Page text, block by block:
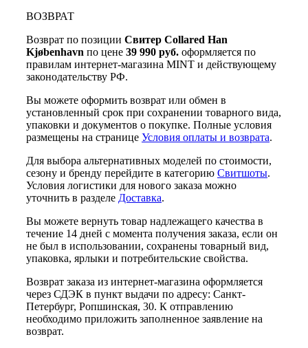
ВОЗВРАТ
Возврат по позиции Свитер Collared Han
Kjøbenhavn по цене 39 990 руб. оформляется по
правилам интернет-магазина MINT и действующему
законодательству РФ.
Вы можете оформить возврат или обмен в
установленный срок при сохранении товарного вида,
упаковки и документов о покупке. Полные условия
размещены на странице Условия оплаты и возврата.
Для выбора альтернативных моделей по стоимости,
сезону и бренду перейдите в категорию Свитшоты.
Условия логистики для нового заказа можно
уточнить в разделе Доставка.
Вы можете вернуть товар надлежащего качества в
течение 14 дней с момента получения заказа, если он
не был в использовании, сохранены товарный вид,
упаковка, ярлыки и потребительские свойства.
Возврат заказа из интернет-магазина оформляется
через СДЭК в пункт выдачи по адресу: Санкт-
Петербург, Ропшинская, 30. К отправлению
необходимо приложить заполненное заявление на
возврат.